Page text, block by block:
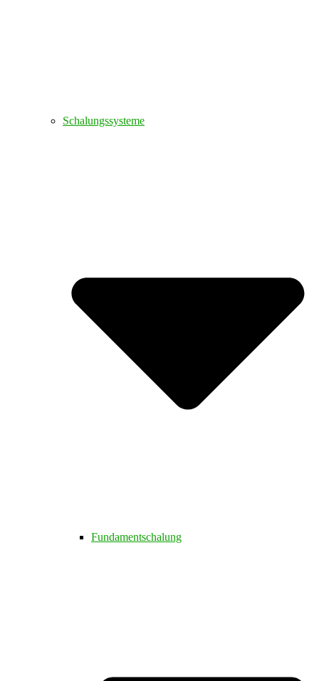
Schalungssysteme
Fundamentschalung